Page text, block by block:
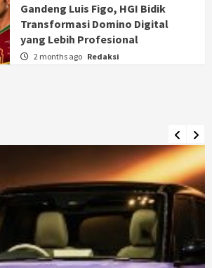
Gandeng Luis Figo, HGI Bidik
Transformasi Domino Digital
yang Lebih Profesional
2 months ago Redaksi